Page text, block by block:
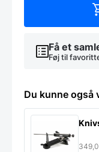
knive
Få et
Føj til
Du kunne